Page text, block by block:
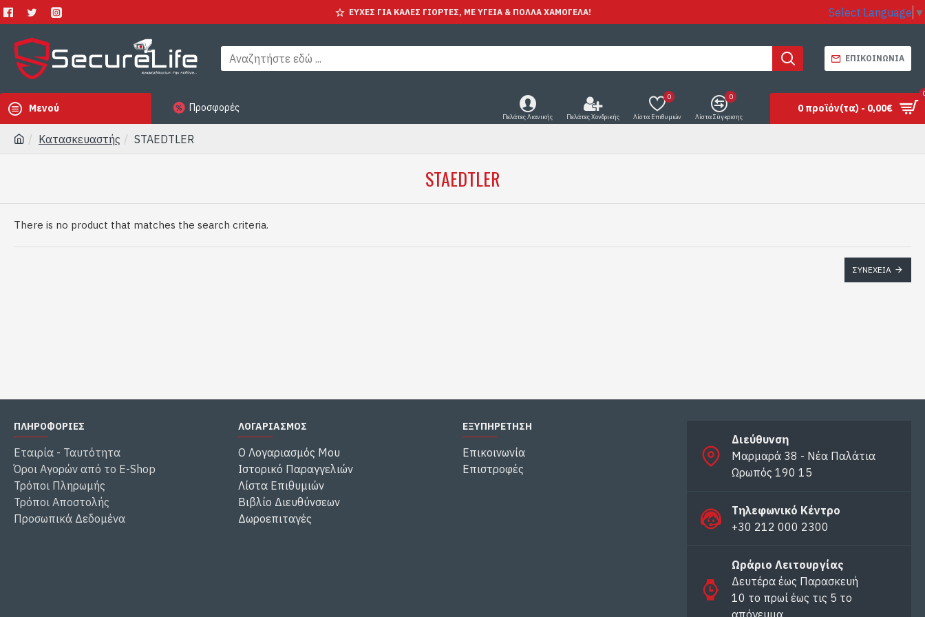
ΕΥΧΕΣ ΓΙΑ ΚΑΛΕΣ ΓΙΟΡΤΕΣ, ΜΕ ΥΓΕΊΑ & ΠΟΛΛΑ ΧΑΜΟΓΕΛΑ! Select Language ▼
ΕΠΙΚΟΙΝΩΝΊΑ
Μενού Προσφορές
Πελάτες Λιανικής Πελάτες Χονδρικής Λίστα Επιθυμιών
0
Λίστα Σύγκρισης
0
0 προϊόν(τα) - 0,00€
Κατασκευαστής STAEDTLER
STAEDTLER
There is no product that matches the search criteria.
ΣΥΝΈΧΕΙΑ
ΠΛΗΡΟΦΟΡΙΕΣ
Εταιρία - Ταυτότητα
Όροι Αγορών από το E-Shop
Τρόποι Πληρωμής
Τρόποι Αποστολής
Προσωπικά Δεδομένα
ΛΟΓΑΡΙΑΣΜΟΣ
Ο Λογαριασμός Μου
Ιστορικό Παραγγελιών
Λίστα Επιθυμιών
Βιβλίο Διευθύνσεων
Δωροεπιταγές
ΕΞΥΠΗΡΕΤΗΣΗ
Επικοινωνία
Επιστροφές
Διεύθυνση
Μαρμαρά 38 - Νέα Παλάτια
Ωρωπός 190 15
Τηλεφωνικό Κέντρο
+30 212 000 2300
Ωράριο Λειτουργίας
Δευτέρα έως Παρασκευή
10 το πρωί έως τις 5 το
απόγευμα